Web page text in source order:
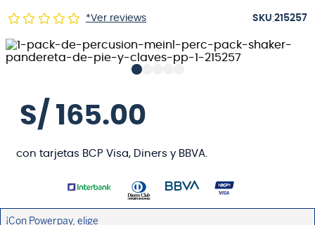
*Ver reviews :215257
S/ 165.00
con tarjetas BCP Visa, Diners y BBVA.